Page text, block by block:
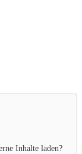
Inhalte laden?